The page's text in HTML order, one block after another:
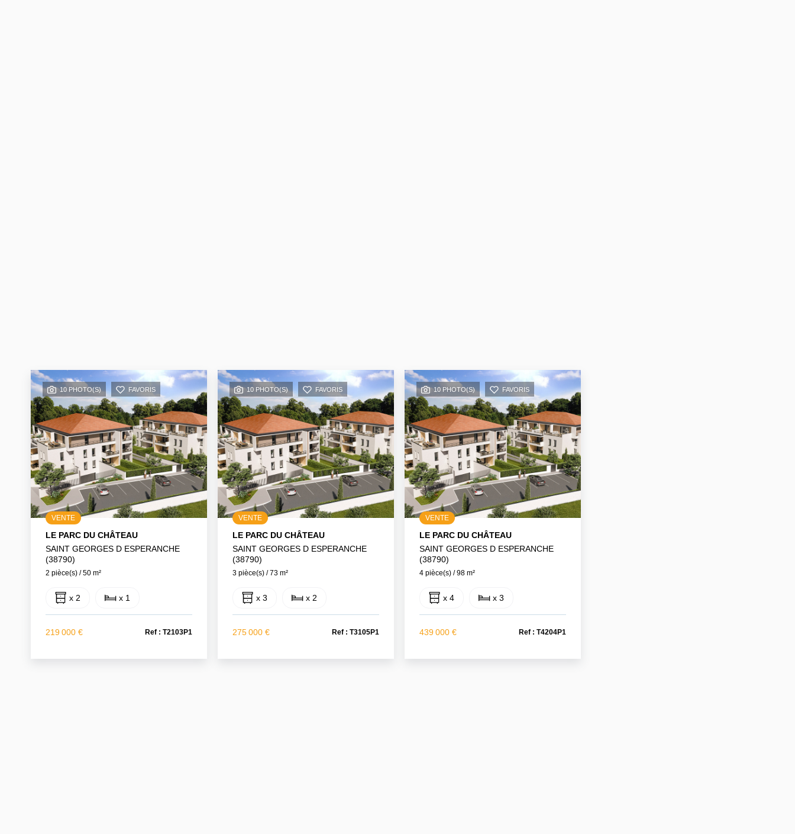
10 PHOTO(S) FAVORIS
VENTE
LE PARC DU CHÂTEAU
SAINT GEORGES D ESPERANCHE
(38790)
2 pièce(s) / 50 m²
x 2 x 1
219 000 € Ref : T2103P1
10 PHOTO(S) FAVORIS
VENTE
LE PARC DU CHÂTEAU
SAINT GEORGES D ESPERANCHE
(38790)
3 pièce(s) / 73 m²
x 3 x 2
275 000 € Ref : T3105P1
10 PHOTO(S) FAVORIS
VENTE
LE PARC DU CHÂTEAU
SAINT GEORGES D ESPERANCHE
(38790)
4 pièce(s) / 98 m²
x 4 x 3
439 000 € Ref : T4204P1